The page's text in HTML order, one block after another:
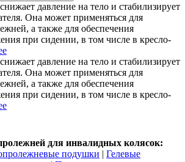
давление на тело и стабилизирует
Она может применяться для
а также для обеспечения
при сидении, в том числе в кресло-
давление на тело и стабилизирует
Она может применяться для
а также для обеспечения
при сидении, в том числе в кресло-
для инвалидных колясок:
подушки | Гелевые